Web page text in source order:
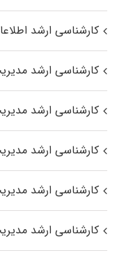
کارشناسی ارشد
کارشناسی ارشد
کارشناسی ارشد
کارشناسی ارشد
کارشناسی ارشد
کارشناسی ارشد